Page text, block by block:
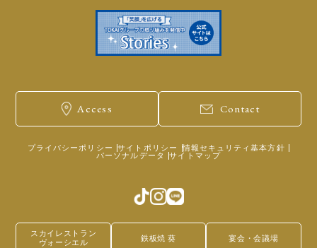
Access Contact
プライバシーポリシー サイトポリシー
情報セキュリティ基本方針
パーソナルデータ
サイトマップ
スカイレストラン
ヴォーシエル
鉄板焼 葵 宴会・会議場